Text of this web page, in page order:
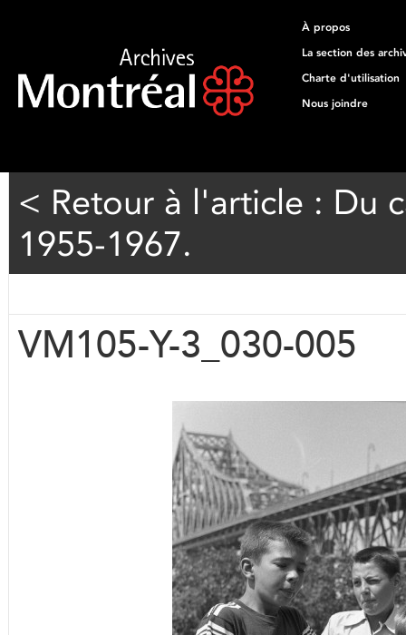
À propos
La section des
Charte d'utilisation
Nous joindre
< Retour à l'article : Du
1955-1967.
VM105-Y-3_030-005